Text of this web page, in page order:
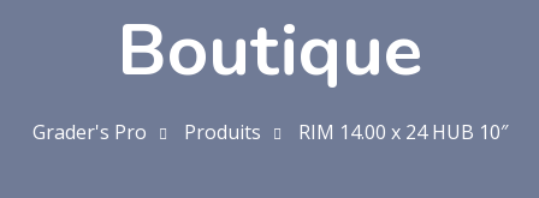
Boutique
Grader's Pro Produits RIM 14.00 x 24 HUB 10″